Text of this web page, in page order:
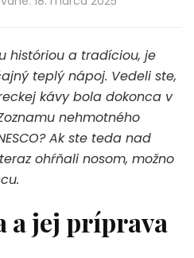
históriou a tradíciou, je
teplý nápoj. Vedeli ste,
kávy bola dokonca v
nehmotného
Ak ste teda nad
ohŕňali nosom, možno
a jej príprava